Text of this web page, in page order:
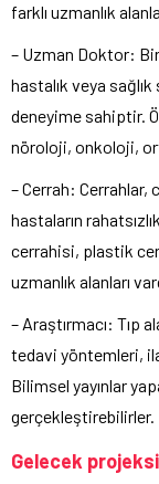
farklı uzmanlık
– Uzman Doktor:
hastalık veya
deneyime sahiptir.
nöroloji, onkoloji,
– Cerrah:
hastaların
cerrahisi, plastik
uzmanlık alanları
– Araştırmacı: Tıp
tedavi yöntemleri,
Bilimsel yayınlar
gerçekleştirebilirler.
Gelecek